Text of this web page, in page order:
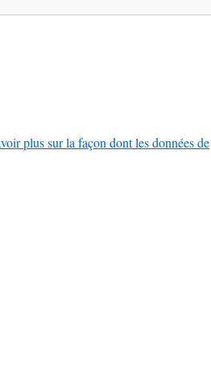
plus sur la façon dont les données de